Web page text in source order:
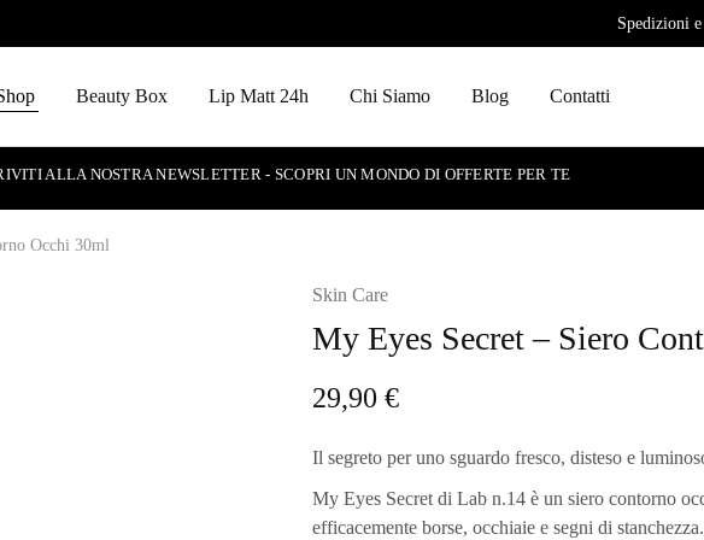
Spedizioni e
Beauty Box Lip Matt 24h Chi Siamo Blog Contatti
ALLA NOSTRA NEWSLETTER - SCOPRI UN MONDO DI OFFERTE PER TE
Occhi 30ml
Skin Care
My Eyes Secret – Siero
29,90 €
Il segreto per uno sguardo fresco, disteso e
My Eyes Secretdi Lab n.14è un siero contorno
efficacemente borse, occhiaie e segni di